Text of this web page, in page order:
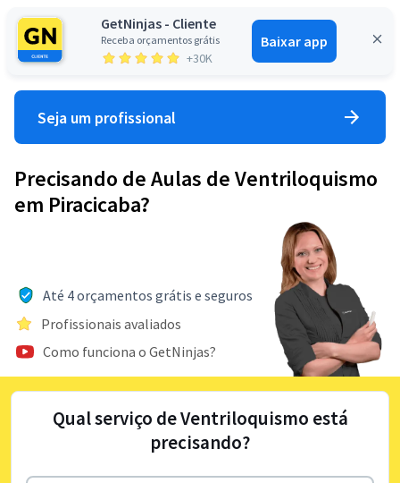
GetNinjas - Cliente
Receba orçamentos grátis
+30K
Baixar app
Entrar
Seja um profissional
Precisando de Aulas de Ventriloquismo
em Piracicaba?
Até 4 orçamentos grátis e seguros
Profissionais avaliados
Como funciona o GetNinjas?
Qual serviço de Ventriloquismo está
precisando?